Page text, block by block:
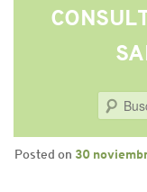
Posted on 30